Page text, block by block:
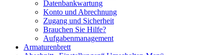
Datenbankwartung
Konto und Abrechnung
Zugang und Sicherheit
Brauchen Sie Hilfe?
Aufgabenmanagement
Armaturenbrett